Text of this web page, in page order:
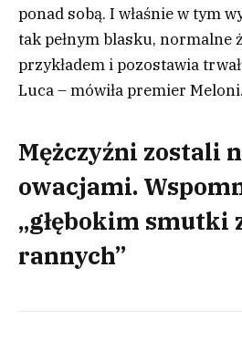
ponad sobą. I właśnie w tym
tak pełnym blasku, normalne
przykładem i pozostawia
Luca – mówiła premier Meloni.
Mężczyźni zostali
owacjami.
„głębokim smutki
rannych”